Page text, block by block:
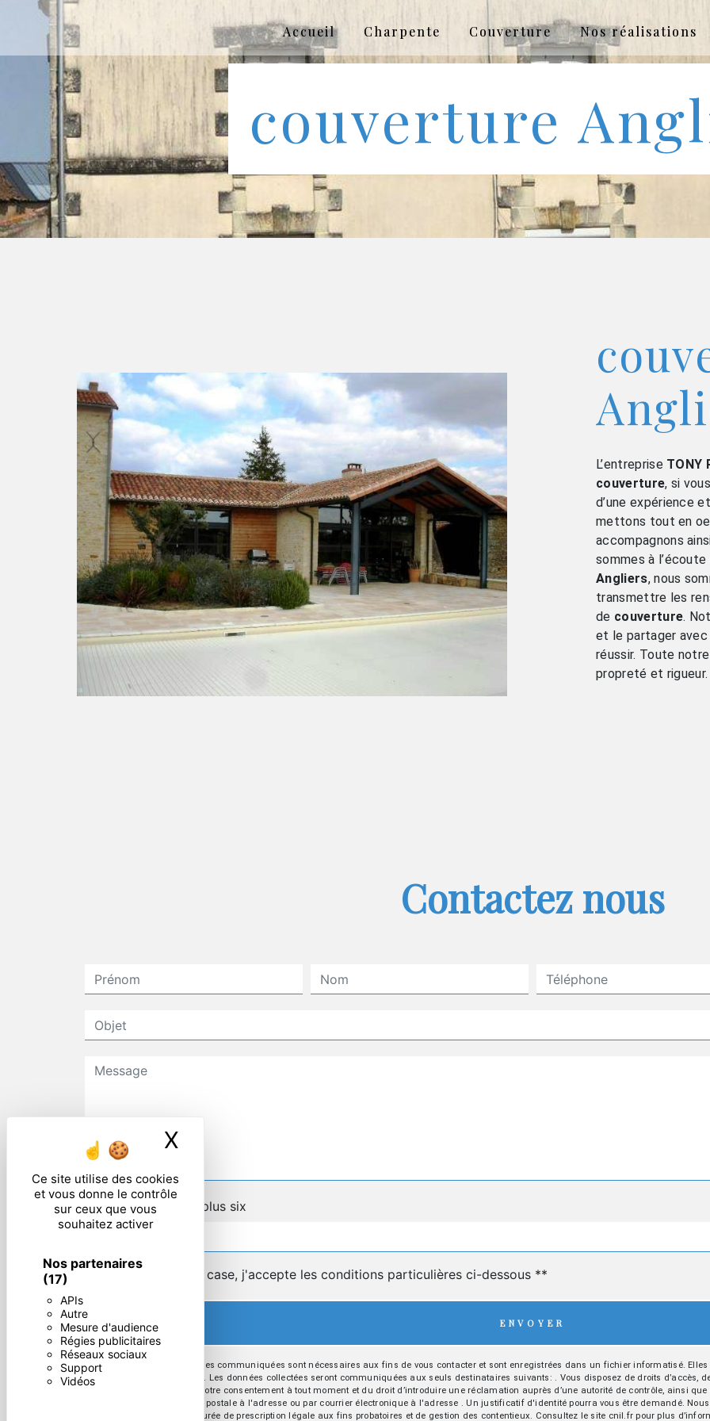
Panneau de gestion des cookies
Ce site utilise des cookies
et vous donne le contrôle
sur ceux que vous
souhaitez activer
Nos partenaires
(17)
APIs
Autre
Mesure d'audience
Régies publicitaires
Réseaux sociaux
Support
Vidéos
X
Accueil Charpente Couverture Nos réalisations
couverture
L’entreprise TONY
couverture, si
d’une expérience
mettons tout en
accompagnons
sommes à
Angliers, nous
transmettre les
de couverture.
et le partager
réussir. Toute
propreté et rigueur.
Contactez nous
Combien font neuf plus six
En cochant cette case, j'accepte les conditions particulières ci-dessous **
ENVOYER
** Les données personnelles communiquées sont nécessaires aux fins de vous contacter et sont enregistrées dans un fichier informatisé.
répondre à votre message. Les données collectées seront communiquées aux seuls destinataires suivants: . Vous disposez de droits d’accès,
d’opposition, de retrait de votre consentement à tout moment et du droit d’introduire une réclamation auprès d’une autorité de contrôle, ainsi
exercer ces droits par voie postale à l'adresse ou par courrier électronique à l'adresse . Un justificatif d'identité pourra vous être demandé.
contact puis pendant la durée de prescription légale aux fins probatoires et de gestion des contentieux. Consultez le site cnil.fr pour plus